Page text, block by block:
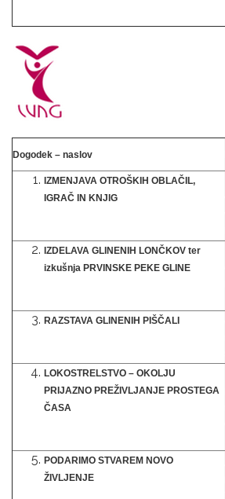
Dogodek – naslov
IZMENJAVA OTROŠKIH OBLAČIL,
IGRAČ IN KNJIG
IZDELAVA GLINENIH LONČKOV ter
izkušnja PRVINSKE PEKE GLINE
RAZSTAVA GLINENIH PIŠČALI
LOKOSTRELSTVO – OKOLJU
PRIJAZNO PREŽIVLJANJE PROSTEGA
ČASA
PODARIMO STVAREM NOVO
ŽIVLJENJE